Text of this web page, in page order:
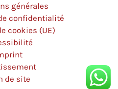
générales
confidentialité
cookies (UE)
de site